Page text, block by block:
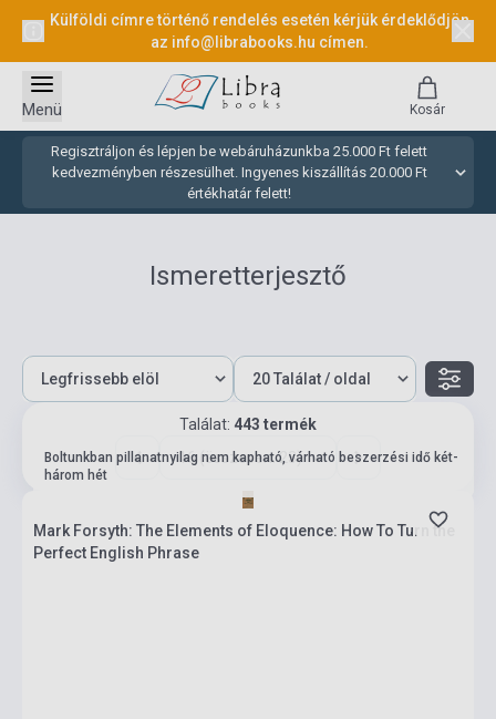
Külföldi címre történő rendelés esetén kérjük érdeklődjön
az info@librabooks.hu címen.
Regisztráljon és lépjen be webáruházunkba 25.000 Ft felett
kedvezményben részesülhet. Ingyenes kiszállítás 20.000 Ft
értékhatár felett!
Menü Kosár
Ismeretterjesztő
Találat: 443 termék
16 (összesen: 23)
Boltunkban pillanatnyilag nem kapható, várható beszerzési idő két-
három hét
Mark Forsyth: The Elements of Eloquence: How To Turn the
Perfect English Phrase